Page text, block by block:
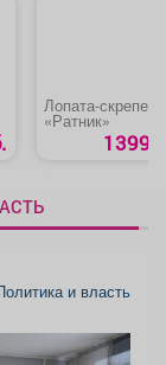
Лопата-скрепер
«Ратник»
1399
и власть